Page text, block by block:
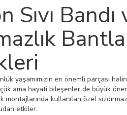
Sıvı Bandı
yaşamımızın en önemli parçası
ama hayati bileşenler de büyük
kullanılan özel
etkiler.